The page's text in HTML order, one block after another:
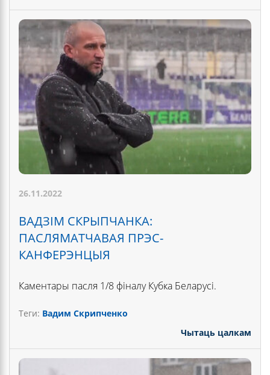
26.11.2022
ВАДЗІМ СКРЫПЧАНКА:
ПАСЛЯМАТЧАВАЯ ПРЭС-
КАНФЕРЭНЦЫЯ
Каментары пасля 1/8 фіналу Кубка Беларусі.
Теги: Вадим Скрипченко
Чытаць цалкам